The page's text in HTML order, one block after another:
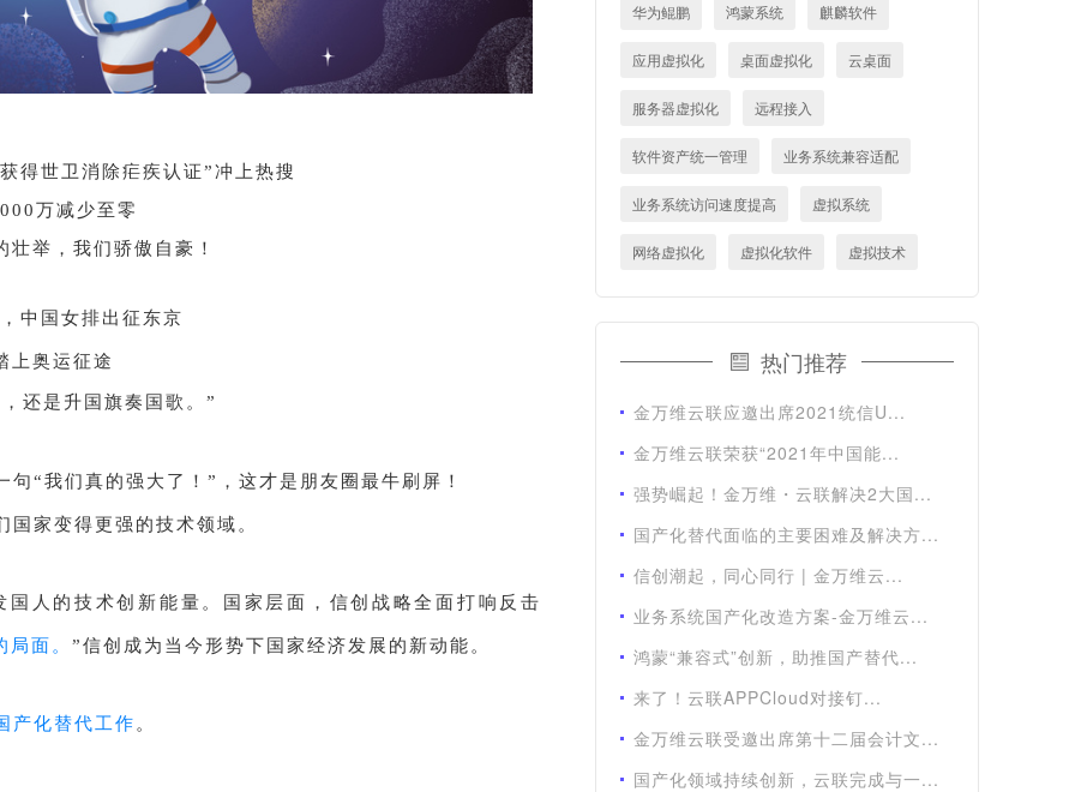
得世卫消除疟疾认证”冲上热搜
万减少至零
壮举，我们骄傲自豪！
中国女排出征东京
上奥运征途
还是升国旗奏国歌。”
“我们真的强大了！”，这才是朋友圈最牛刷屏！
家变得更强的技术领域。
人的技术创新能量。国家层面，信创战略全面打响反击
面。 ”信创成为当今形势下国家经济发展的新动能。
产化替代工作。
华为鲲鹏 鸿蒙系统 麒麟软件
应用虚拟化 桌面虚拟化 云桌面
服务器虚拟化 远程接入
软件资产统一管理 业务系统兼容适配
业务系统访问速度提高 虚拟系统
网络虚拟化 虚拟化软件 虚拟技术
热门推荐
金万维云联应邀出席2021统信U...
金万维云联荣获“2021年中国能...
强势崛起！金万维・云联解决2大国...
国产化替代面临的主要困难及解决方...
信创潮起，同心同行 | 金万维云...
业务系统国产化改造方案-金万维云...
鸿蒙“兼容式”创新，助推国产替代...
来了！云联APPCloud对接钉...
金万维云联受邀出席第十二届会计文...
国产化领域持续创新，云联完成与一...